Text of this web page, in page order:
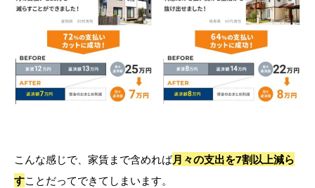
こんな感じで、家賃まで含めれば月々の支出を7割以上減ら
すことだってできてしまいます。